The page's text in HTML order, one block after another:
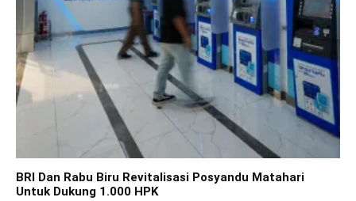
BRI Dan Rabu Biru Revitalisasi Posyandu Matahari
Untuk Dukung 1.000 HPK